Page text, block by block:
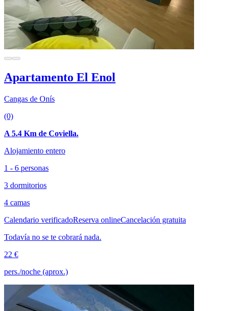
Apartamento El Enol
Cangas de Onís
(0)
A 5.4 Km de Coviella.
Alojamiento entero
1 - 6 personas
3 dormitorios
4 camas
Calendario verificadoReserva onlineCancelación gratuita
Todavía no se te cobrará nada.
22 €
pers./noche (aprox.)